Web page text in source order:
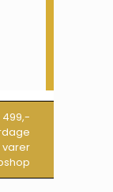
499,-
varer